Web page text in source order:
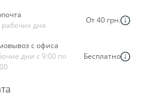
рабочих дня
От 40 грн.
с офиса
дни с 9:00 по
Бесплатно